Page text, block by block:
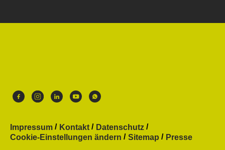
Impressum Kontakt
Datenschutz
Cookie-Einstellungen ändern
Sitemap Presse